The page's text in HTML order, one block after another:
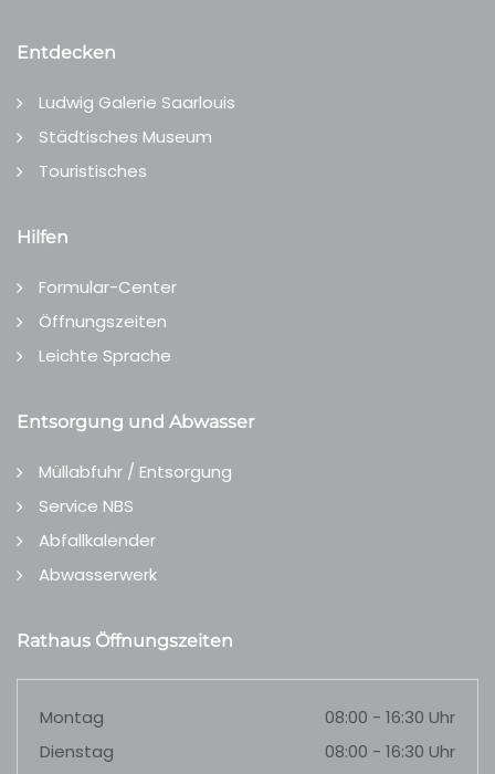
Entdecken
Ludwig Galerie Saarlouis
Städtisches Museum
Touristisches
Hilfen
Formular-Center
Öffnungszeiten
Leichte Sprache
Entsorgung und Abwasser
Müllabfuhr / Entsorgung
Service NBS
Abfallkalender
Abwasserwerk
Rathaus Öffnungszeiten
Montag
08:00 - 16:30 Uhr
Dienstag
08:00 - 16:30 Uhr